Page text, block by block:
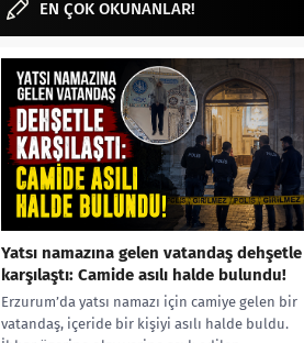
EN ÇOK OKUNANLAR!
Yatsı namazına gelen vatandaş dehşetle
karşılaştı: Camide asılı halde bulundu!
Erzurum’da yatsı namazı için camiye gelen bir
vatandaş, içeride bir kişiyi asılı halde buldu.